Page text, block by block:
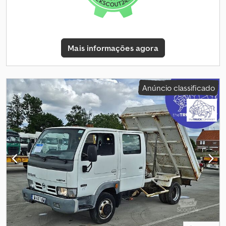
mercado europeu de autocarros usados.
Mais informações agora
Anúncio classificado